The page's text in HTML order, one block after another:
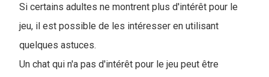
Si certains adultes ne montrent plus d'intérêt pour le
jeu, il est possible de les intéresser en utilisant
quelques astuces.
Un chat qui n'a pas d'intérêt pour le jeu peut être